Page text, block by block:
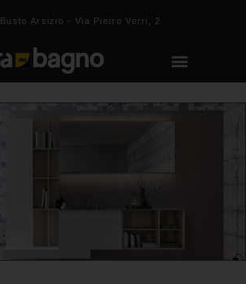
Busto Arsizio - Via Pietro Verri, 2